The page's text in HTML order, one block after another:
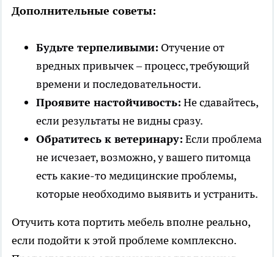
Дополнительные советы:
Будьте терпеливыми: Отучение от
вредных привычек – процесс, требующий
времени и последовательности.
Проявите настойчивость: Не сдавайтесь,
если результаты не видны сразу.
Обратитесь к ветеринару: Если проблема
не исчезает, возможно, у вашего питомца
есть какие-то медицинские проблемы,
которые необходимо выявить и устранить.
Отучить кота портить мебель вполне реально,
если подойти к этой проблеме комплексно.